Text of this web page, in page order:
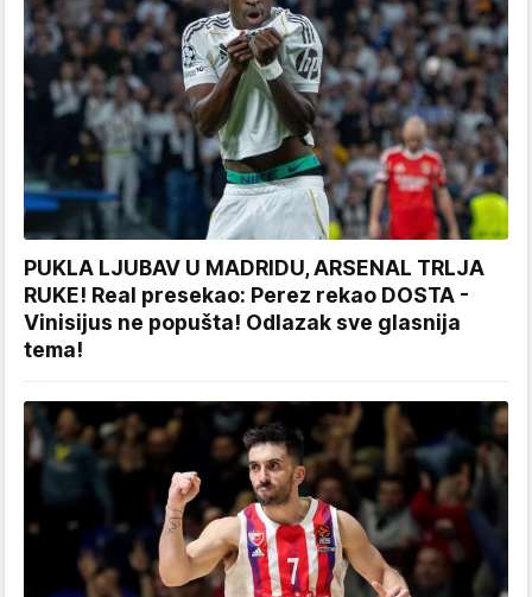
PUKLA LJUBAV U MADRIDU, ARSENAL TRLJA
RUKE! Real presekao: Perez rekao DOSTA -
Vinisijus ne popušta! Odlazak sve glasnija
tema!